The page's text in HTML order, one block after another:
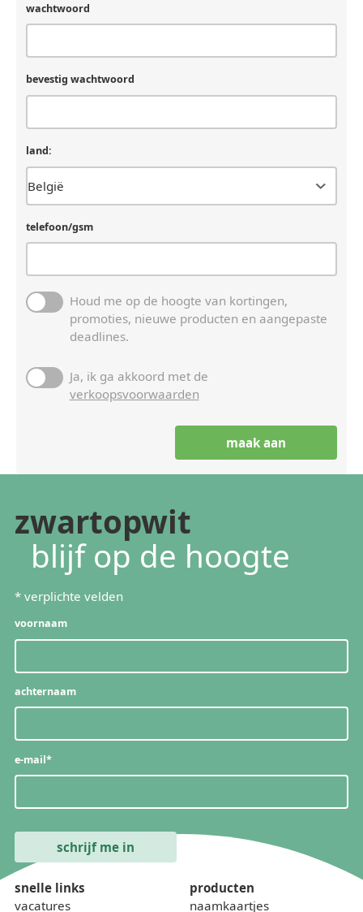
wachtwoord
bevestig wachtwoord
land:
telefoon/gsm
Houd me op de hoogte van kortingen,
promoties, nieuwe producten en aangepaste
deadlines.
Ja, ik ga akkoord met de
verkoopsvoorwaarden
zwartopwit
blijf op de hoogte
* verplichte velden
voornaam
achternaam
e-mail*
snelle links
vacatures
producten
naamkaartjes